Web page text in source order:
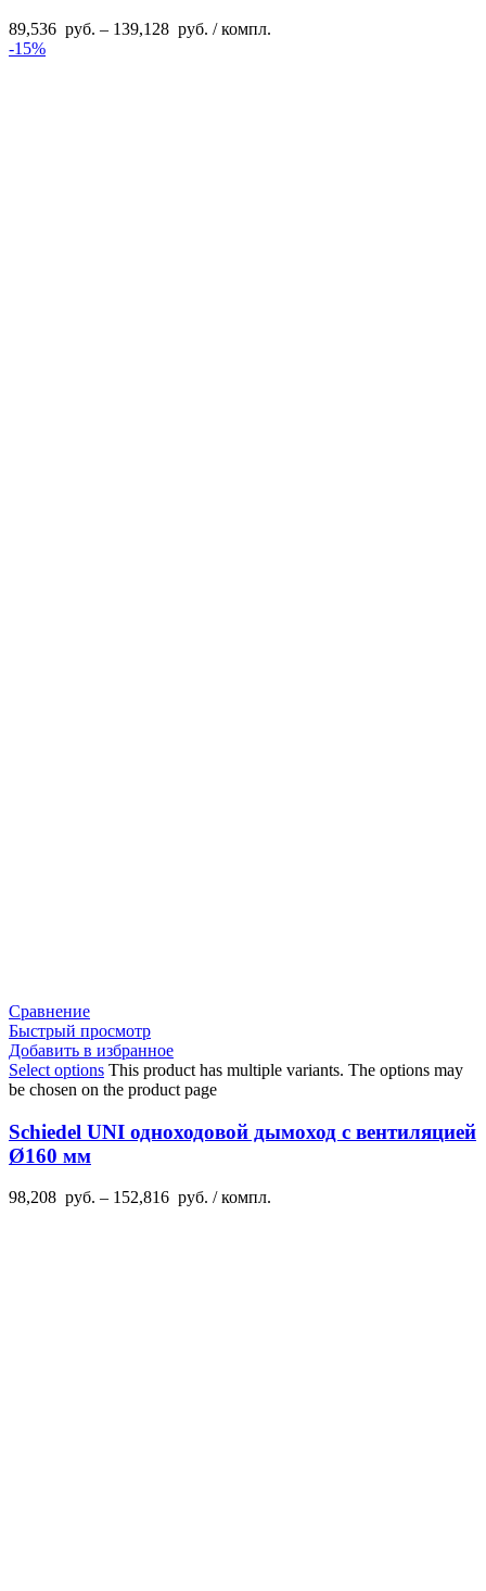
89,536 руб. – 139,128 руб. / компл.
-15%
Сравнение
Быстрый просмотр
Добавить в избранное
Select options This product has multiple variants. The options may
be chosen on the product page
Schiedel UNI одноходовой дымоход с вентиляцией
Ø160 мм
98,208 руб. – 152,816 руб. / компл.